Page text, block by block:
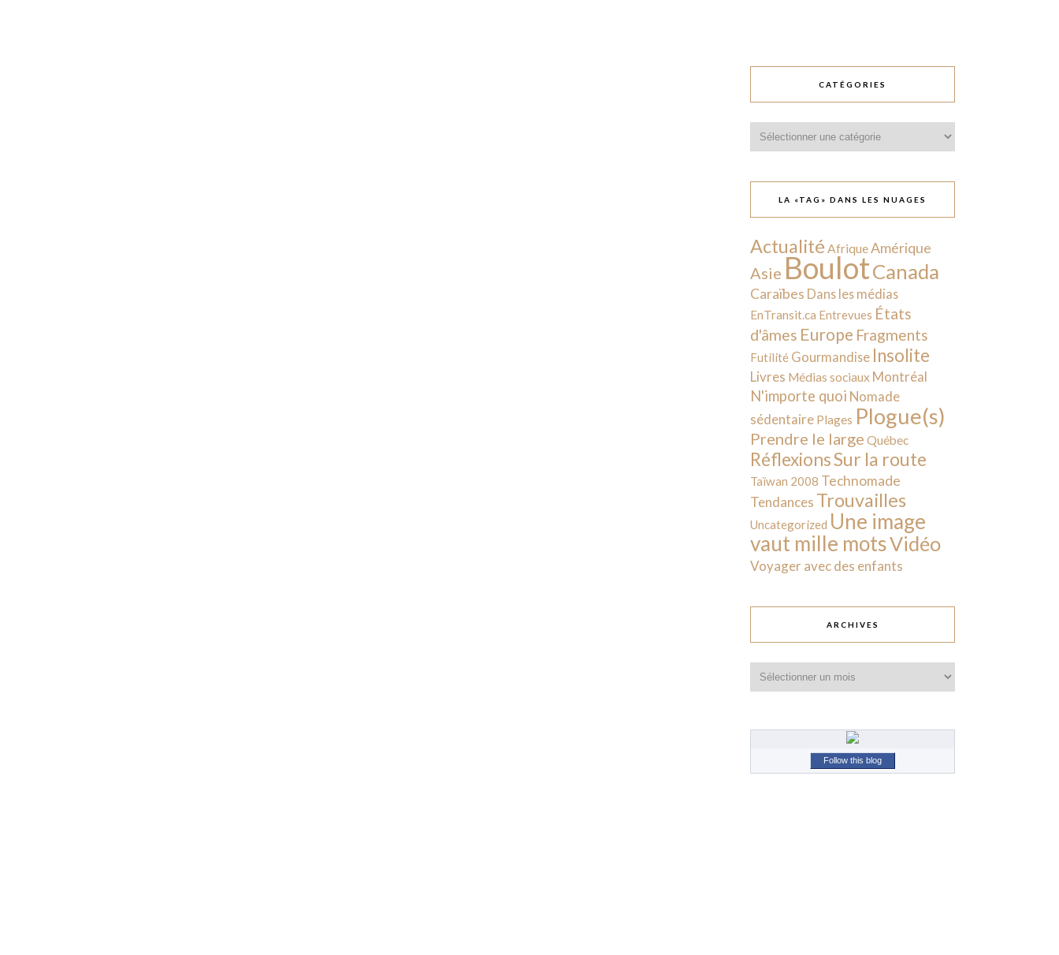
CATÉGORIES
LA «TAG» DANS LES NUAGES
Actualité AfriqueAmérique
Asie BoulotCanada
Caraïbes Dans les médias
EnTransit.ca Entrevues États
d'âmes Europe Fragments
Futilité Gourmandise Insolite
Livres Médias sociaux Montréal
N'importe quoi Nomade
sédentaire Plages Plogue(s)
Prendre le large Québec
RéflexionsSur la route
Taïwan 2008 Technomade
Tendances Trouvailles
Uncategorized Une image
vaut mille motsVidéo
Voyager avec des enfants
ARCHIVES
Follow this blog